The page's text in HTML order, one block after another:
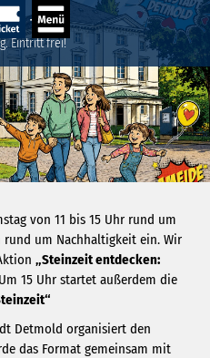
frei!
Eintritt frei!
von 11 bis 15 Uhr rund um
um Nachhaltigkeit ein. Wir
„Steinzeit entdecken:
15 Uhr startet außerdem die
Detmold organisiert den
das Format gemeinsam mit